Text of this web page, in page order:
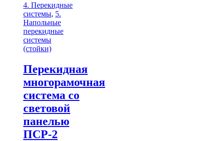
4. Перекидные
системы, 5.
Напольные
перекидные
системы
(стойки)
Перекидная
многорамочная
система со
световой
панелью
ПСР-2